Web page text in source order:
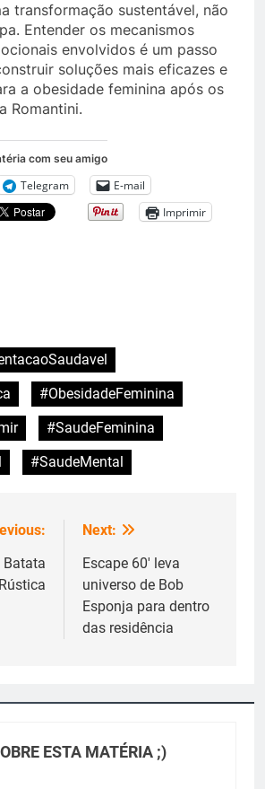
transformação sustentável, não
Entender os mecanismos
envolvidos é um passo
soluções mais eficazes e
a obesidade feminina após os
Romantini.
com seu amigo
Telegram
E-mail
Imprimir
#ObesidadeFeminina
#SaudeFeminina
#SaudeMental
Rústica
Next:
Escape 60′ leva
universo de Bob
Esponja para dentro
das residência
ESTA MATÉRIA ;)